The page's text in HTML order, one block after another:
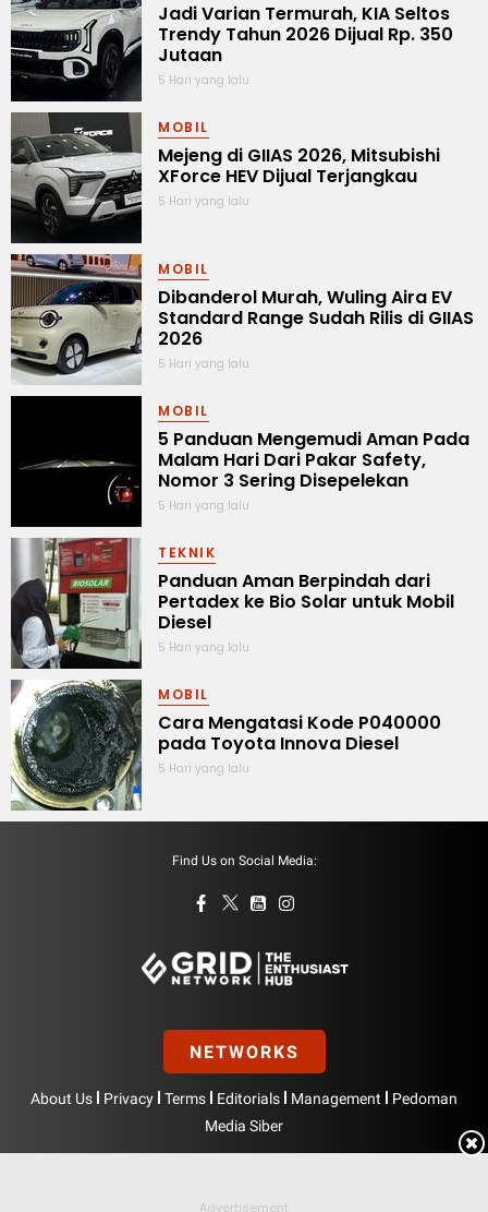
Jadi Varian Termurah, KIA Seltos
Trendy Tahun 2026 Dijual Rp. 350
Jutaan
5 Hari yang lalu
MOBIL
Mejeng di GIIAS 2026, Mitsubishi
XForce HEV Dijual Terjangkau
5 Hari yang lalu
MOBIL
Dibanderol Murah, Wuling Aira EV
Standard Range Sudah Rilis di GIIAS
2026
5 Hari yang lalu
MOBIL
5 Panduan Mengemudi Aman Pada
Malam Hari Dari Pakar Safety,
Nomor 3 Sering Disepelekan
5 Hari yang lalu
TEKNIK
Panduan Aman Berpindah dari
Pertadex ke Bio Solar untuk Mobil
Diesel
5 Hari yang lalu
MOBIL
Cara Mengatasi Kode P040000
pada Toyota Innova Diesel
5 Hari yang lalu
Find Us on Social Media:
NETWORKS
About Us Privacy Terms Editorials Management
Pedoman
Media Siber